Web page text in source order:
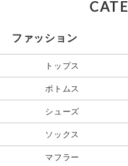
ファッション
トップス
ボトムス
シューズ
ソックス
マフラー